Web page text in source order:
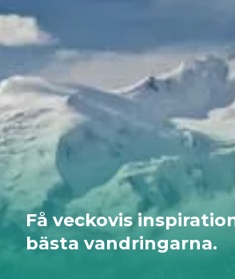
Få veckovis
bästa vandringarna.